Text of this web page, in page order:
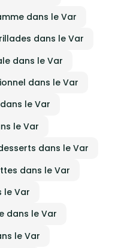
dans le Var
dans le Var
dans le Var
dans le Var
le Var
le Var
dans le Var
dans le Var
le Var
dans le Var
le Var